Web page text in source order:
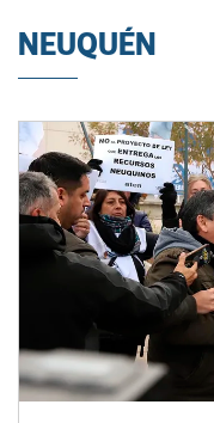
NEUQUÉN